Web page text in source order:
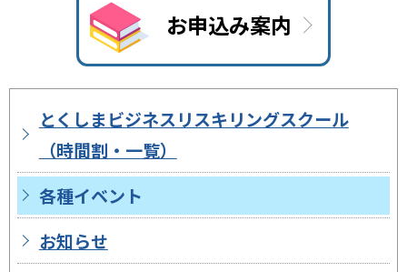
お申込み案内
とくしまビジネスリスキリングスクール
（時間割・一覧）
各種イベント
お知らせ